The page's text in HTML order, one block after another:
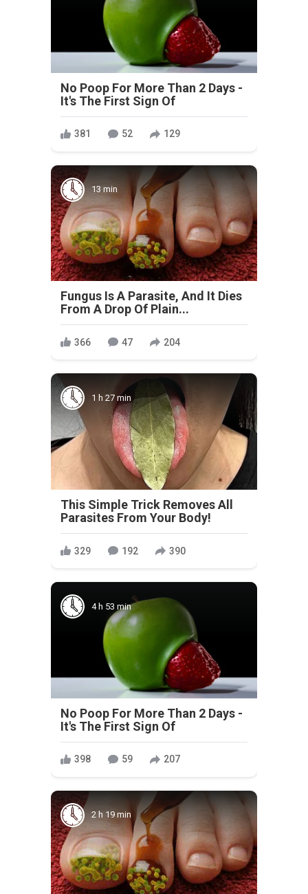
No Poop For More Than 2 Days -
It's The First Sign Of
381 52 129
13 min
Fungus Is A Parasite, And It Dies
From A Drop Of Plain...
366 47 204
1 h 27 min
This Simple Trick Removes All
Parasites From Your Body!
329 192 390
4 h 53 min
No Poop For More Than 2 Days -
It's The First Sign Of
398 59 207
2 h 19 min